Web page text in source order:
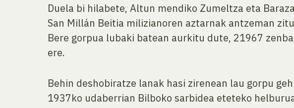
Duela bi hilabete, Altun mendiko Zumeltza eta
San Millán Beitia milizianoren aztarnak antzeman
Bere gorpua lubaki batean aurkitu dute, 21967
ere.
Behin deshobiratze lanak hasi zirenean lau gorpu
1937ko udaberrian Bilboko sarbidea eteteko